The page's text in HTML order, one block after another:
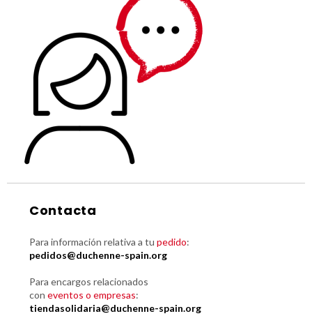
Contacta
Para información relativa a tu pedido:
pedidos@duchenne-spain.org
Para encargos relacionados
con eventos o empresas:
tiendasolidaria@duchenne-spain.org